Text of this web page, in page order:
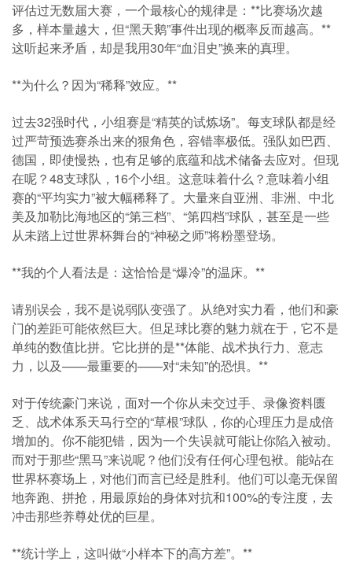
评估过无数届大赛，一个最核心的规律是：**比赛场次越
多，样本量越大，但“黑天鹅”事件出现的概率反而越高。**
这听起来矛盾，却是我用30年“血泪史”换来的真理。
**为什么？因为“稀释”效应。**
过去32强时代，小组赛是“精英的试炼场”。每支球队都是经
过严苛预选赛杀出来的狠角色，容错率极低。强队如巴西、
德国，即使慢热，也有足够的底蕴和战术储备去应对。但现
在呢？48支球队，16个小组。这意味着什么？意味着小组
赛的“平均实力”被大幅稀释了。大量来自亚洲、非洲、中北
美及加勒比海地区的“第三档”、“第四档”球队，甚至是一些
从未踏上过世界杯舞台的“神秘之师”将粉墨登场。
**我的个人看法是：这恰恰是“爆冷”的温床。**
请别误会，我不是说弱队变强了。从绝对实力看，他们和豪
门的差距可能依然巨大。但足球比赛的魅力就在于，它不是
单纯的数值比拼。它比拼的是**体能、战术执行力、意志
力，以及——最重要的——对“未知”的恐惧。**
对于传统豪门来说，面对一个你从未交过手、录像资料匮
乏、战术体系天马行空的“草根”球队，你的心理压力是成倍
增加的。你不能犯错，因为一个失误就可能让你陷入被动。
而对于那些“黑马”来说呢？他们没有任何心理包袱。能站在
世界杯赛场上，对他们而言已经是胜利。他们可以毫无保留
地奔跑、拼抢，用最原始的身体对抗和100%的专注度，去
冲击那些养尊处优的巨星。
**统计学上，这叫做“小样本下的高方差”。**